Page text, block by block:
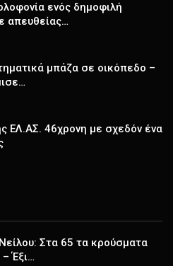
ενός δημοφιλή
απευθείας…
μπάζα σε οικόπεδο –
ΕΛ.ΑΣ. 46χρονη με σχεδόν ένα
Νείλου: Στα 65 τα κρούσματα
Έξι…